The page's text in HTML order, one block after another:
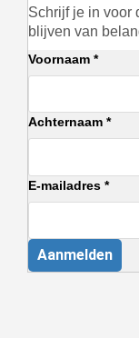
Schrijf je in voor
blijven van
Voornaam *
Achternaam *
E-mailadres *
Aanmelden